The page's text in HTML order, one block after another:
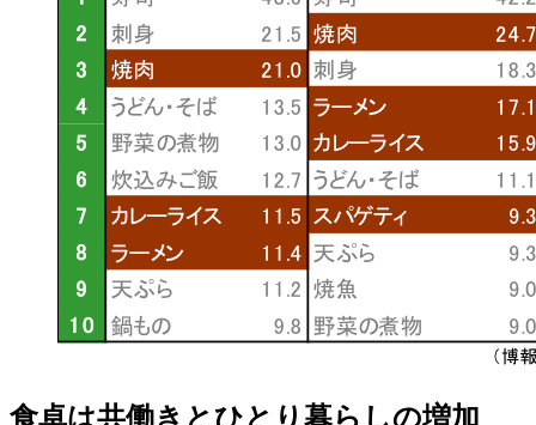
食卓は共働きとひとり暮らしの増加